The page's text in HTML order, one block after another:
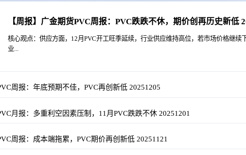
【周报】广金期货PVC周报：PVC跌跌不休，期价创再历史新低
核心观点：供应方面，12月PVC开工旺季延续，行业供应维持高位，若市场价格继续
业...
周报：年底预期不佳，PVC再创新低 20251205
月报：多重利空因素压制，11月PVC跌跌不休 20251201
周报：成本端拖累，PVC期价再创新低 20251121